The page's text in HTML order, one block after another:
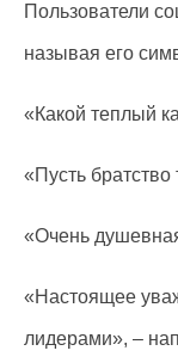
Пользователи
называя его
«Какой теплый
«Пусть
«Очень
«Настоящее
лидерами», –